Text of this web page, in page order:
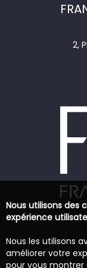
2,
Nous utilisons des
expérience
Nous les utilisons
améliorer votre
pour vous montrer